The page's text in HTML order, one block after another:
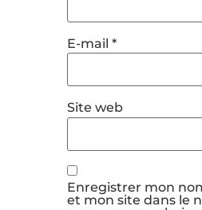
E-mail *
Site web
Enregistrer mon
et mon site dans le